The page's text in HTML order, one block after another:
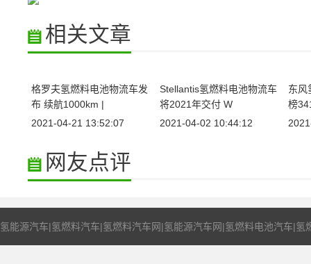
相关文章
格罗夫氢燃料电池物流车发
布 续航1000km |
2021-04-21 13:52:07
Stellantis氢燃料电池物流车
将2021年交付 W
2021-04-02 10:44:12
东风
榜
网友点评
氢能源汽车|氢燃料汽车|氢燃料汽车网|氢能源汽车网|氢燃料电池汽车|